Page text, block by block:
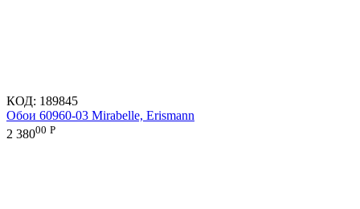
КОД: 189845
Обои 60960-03 Mirabelle, Erismann
2 38000 Р